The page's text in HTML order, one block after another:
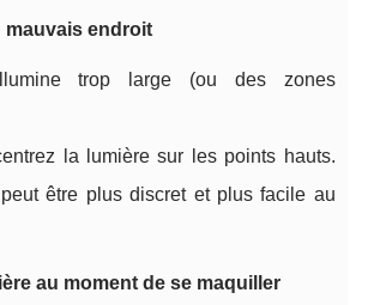
mauvais endroit
trop large (ou des zones
la lumière sur les points hauts.
être plus discret et plus facile au
au moment de se maquiller